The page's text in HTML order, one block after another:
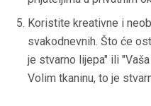
Koristite kreativne i
svakodnevnih. Što će
je stvarno lijepa" ili
Volim tkaninu, to je